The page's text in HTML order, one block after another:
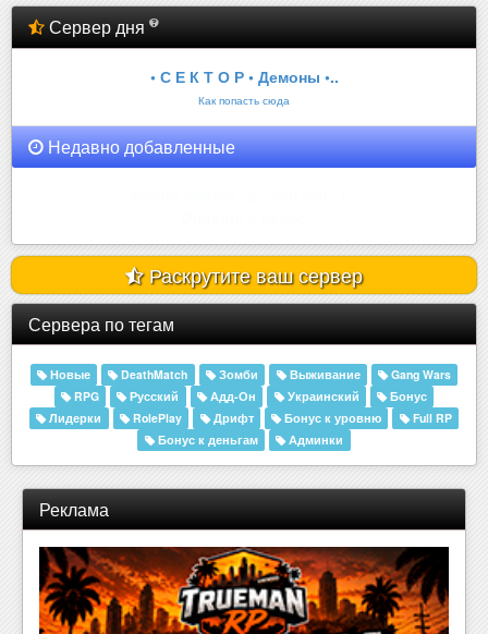
Сервер дня
• С Е К Т О Р • Демоны •..
Как попасть сюда
Недавно добавленные
Раскрутите ваш сервер
Сервера по тегам
Новые DeathMatch Зомби Выживание
Gang Wars
RPG
Русский Адд-Он Украинский
Бонус
Лидерки
RolePlay Дрифт Бонус к уровню
Full RP
Бонус к деньгам
Админки
Реклама